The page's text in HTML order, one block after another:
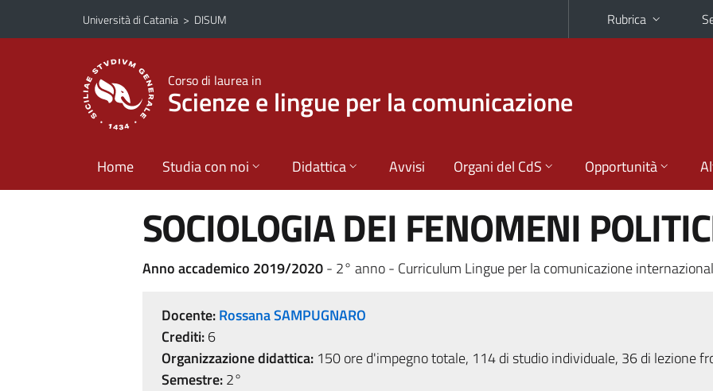
Vai al contenuto principale
Vai al menu di navigazione
Università di Catania > DISUM Rubrica
Corso di laurea in
Scienze e lingue per la comunicazione
Home Studia con noi Didattica Avvisi Organi del CdS Opportunità
SOCIOLOGIA DEI FENOMENI
Anno accademico 2019/2020- 2° anno - Curriculum Lingue per la comunicazione
Docente:Rossana SAMPUGNARO
Crediti:6
Organizzazione didattica:150 ore d'impegno totale, 114 di studio individuale, 36 di lezione
Semestre:2°